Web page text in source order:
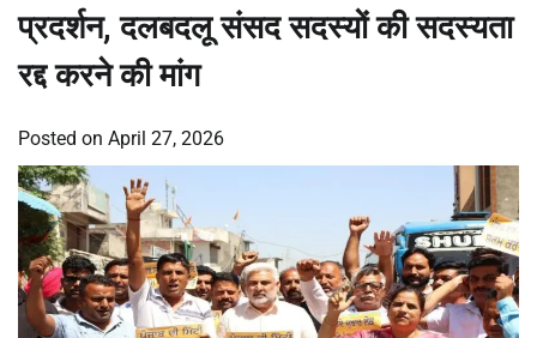
प्रदर्शन, दलबदलू संसद सदस्यों की सदस्यता
रद्द करने की मांग
Posted on April 27, 2026